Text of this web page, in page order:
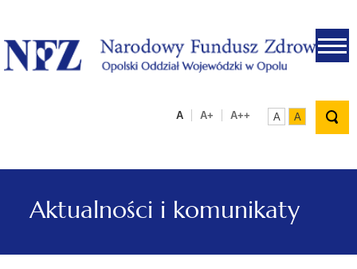
.
A A+ A++ A A
Aktualności i komunikaty